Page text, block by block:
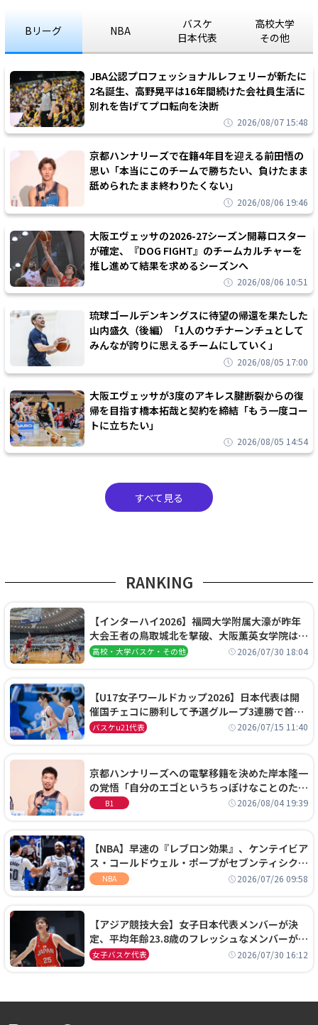
Bリーグ NBA
バスケ
日本代表
高校大学
その他
JBA公認プロフェッショナルレフェリーが新たに
2名誕生、高野晃平は16年間続けた会社員生活に
別れを告げてプロ転向を決断
2026/08/07 15:48
京都ハンナリーズで在籍4年目を迎える前田悟の
思い「本当にこのチームで勝ちたい、負けたまま
舐められたまま終わりたくない」
2026/08/06 19:46
大阪エヴェッサの2026-27シーズン開幕ロスター
が確定、『DOG FIGHT』のチームカルチャーを
推し進めて結果を求めるシーズンへ
2026/08/06 10:51
琉球ゴールデンキングスに待望の帰還を果たした
山内盛久（後編）「1人のウチナーンチュとして
みんなが誇りに思えるチームにしていく」
2026/08/05 17:00
大阪エヴェッサが3度のアキレス腱断裂からの復
帰を目指す橋本拓哉と契約を締結「もう一度コー
トに立ちたい」
2026/08/05 14:54
すべて見る
RANKING
【インターハイ2026】福岡大学附属大濠が昨年
大会王者の鳥取城北を撃破、大阪薫英女学院は岐
阜女子に完勝、大会3日目試合結果
高校・大学バスケ・その他 2026/07/30 18:04
【U17女子ワールドカップ2026】日本代表は開
催国チェコに勝利して予選グループ3連勝で首位
通過！準々決勝の相手はエジプトに決定
バスケu21代表 2026/07/15 11:40
京都ハンナリーズへの電撃移籍を決めた岸本隆一
の覚悟「自分のエゴというちっぽけなことのため
に、京都に来たわけではない」
B1 2026/08/04 19:39
【NBA】早速の『レブロン効果』、ケンテイビア
ス・コールドウェル・ポープがセブンティシクサ
ーズに1年契約で加入
NBA 2026/07/26 09:58
【アジア競技大会】女子日本代表メンバーが決
定、平均年齢23.8歳のフレッシュなメンバーが日
本開催の大舞台で頂点を狙う
女子バスケ代表 2026/07/30 16:12